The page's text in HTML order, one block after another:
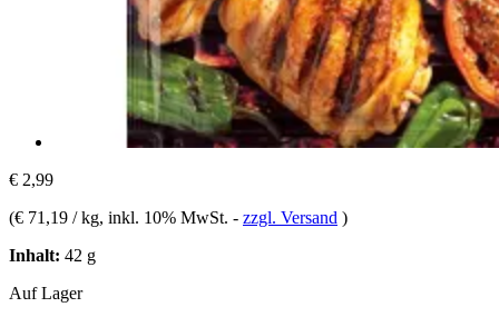
€ 2,99
(€ 71,19 / kg, inkl. 10% MwSt. - zzgl. Versand )
Inhalt: 42 g
Auf Lager